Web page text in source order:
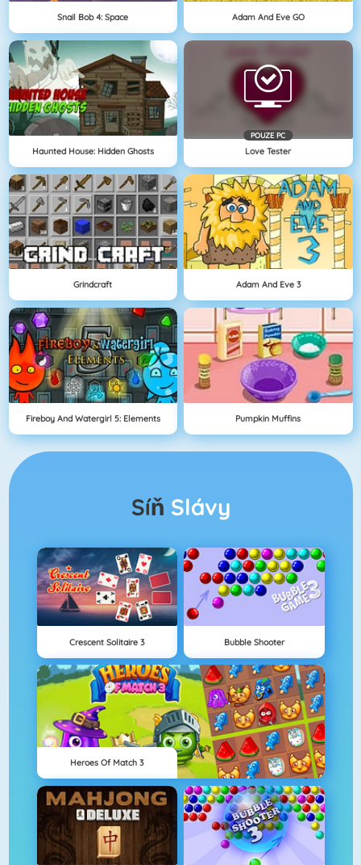
Snail Bob 4: Space Adam And Eve GO
Haunted House: Hidden Ghosts
POUZE PC
Love Tester
Grindcraft Adam And Eve 3
Fireboy And Watergirl 5: Elements Pumpkin Muffins
Síň Slávy
Crescent Solitaire 3 Bubble Shooter
Heroes Of Match 3